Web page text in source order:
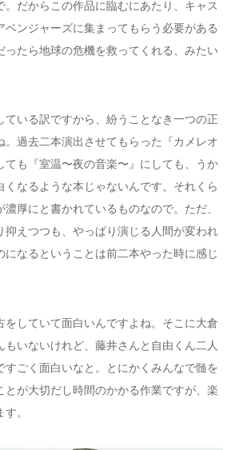
。だからこの作品に臨むにあたり、キャス
ベンジャーズに集まってもらう必要がある
ったら地球の危機を救ってくれる、みたい
ている訳ですから、紛うことなき一つの正
。過去二本演出させてもらった『カメレオ
ても『室温〜夜の音楽〜』にしても、うか
くなるような本じゃないんです。それくら
厚にと書かれているものなので。ただ、
抑えつつも、やっぱり演じる人間が変われ
になるということは前二本やった時に感じ
をしていて面白いんですよね。そこに大倉
もいないけれど、藤井さんと自由くん二人
すごく面白いなと。とにかくみんなで髄を
とが大切だし時間のかかる作業ですが、楽
。